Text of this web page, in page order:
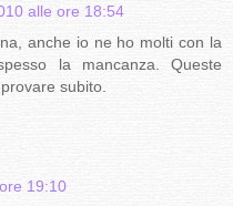
alle ore 18:54
anche io ne ho molti con la
la mancanza. Queste
subito.
19:10